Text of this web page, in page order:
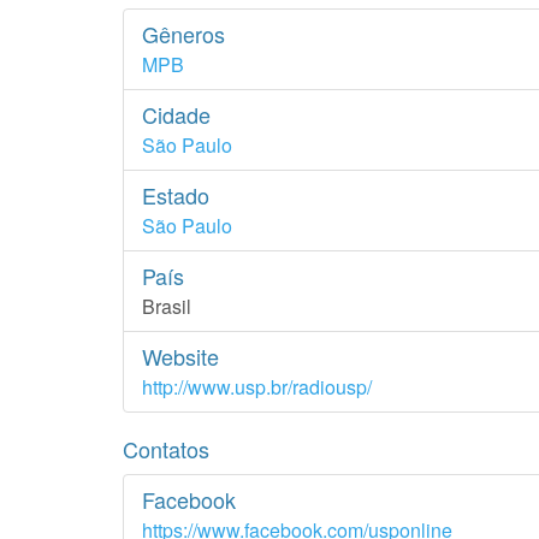
Gêneros
MPB
Cidade
São Paulo
Estado
São Paulo
País
Brasil
Website
http://www.usp.br/radiousp/
Contatos
Facebook
https://www.facebook.com/usponline